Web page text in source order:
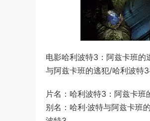
电影哈利波特3：阿兹卡班
与阿兹卡班的逃犯/哈利波特
片名：哈利波特3：阿兹卡班
别名：哈利·波特与阿兹卡